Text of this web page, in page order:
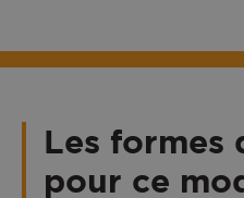
Les formes
pour ce